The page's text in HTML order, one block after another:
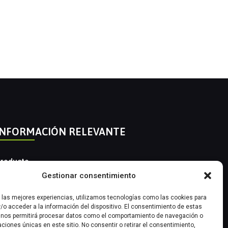
Gestionar consentimiento
las mejores experiencias, utilizamos tecnologías como las cookies para
o acceder a la información del dispositivo. El consentimiento de estas
permitirá procesar datos como el comportamiento de navegación o
únicas en este sitio. No consentir o retirar el consentimiento,
RELEVANTE
Industrial